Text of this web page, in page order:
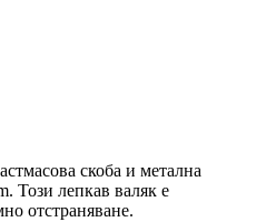
скоба и метална
Този лепкав валяк е
отстраняване.